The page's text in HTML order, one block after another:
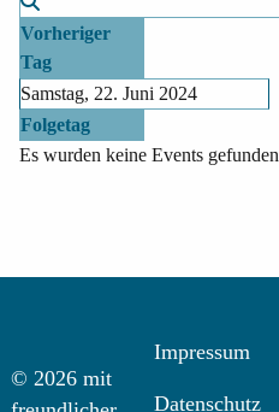
Vorheriger
Tag
Samstag, 22. Juni 2024
Folgetag
Es wurden keine Events gefunden
© 2026 mit
Impressum
Datenschutz